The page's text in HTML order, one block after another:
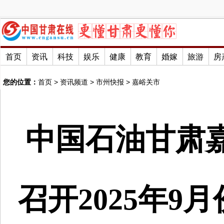
首页 资讯 科技 娱乐 健康 教育 婚嫁 旅游 房
您的位置： 首页 > 资讯频道 > 市州快报 > 嘉峪关市
中国石油甘肃
召开2025年9